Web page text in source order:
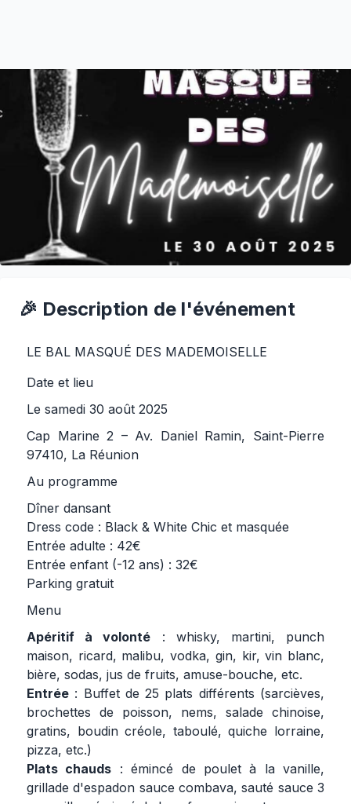
🎉 Description de l'événement
LE BAL MASQUÉ DES MADEMOISELLE
Date et lieu
Le samedi 30 août 2025
Cap Marine 2 – Av. Daniel Ramin, Saint-Pierre
97410, La Réunion
Au programme
Dîner dansant
Dress code : Black & White Chic et masquée
Entrée adulte : 42€
Entrée enfant (-12 ans) : 32€
Parking gratuit
Menu
Apéritif à volonté : whisky, martini, punch
maison, ricard, malibu, vodka, gin, kir, vin blanc,
bière, sodas, jus de fruits, amuse-bouche, etc.
Entrée : Buffet de 25 plats différents (sarcièves,
brochettes de poisson, nems, salade chinoise,
gratins, boudin créole, taboulé, quiche lorraine,
pizza, etc.)
Plats chauds : émincé de poulet à la vanille,
grillade d'espadon sauce combava, sauté sauce 3